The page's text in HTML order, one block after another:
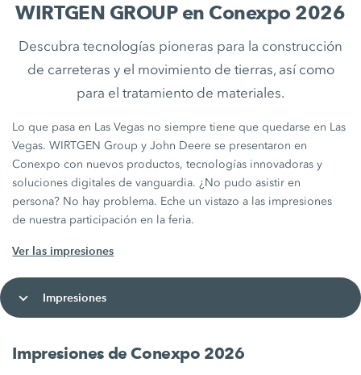
WIRTGEN GROUP en Conexpo 2026
Descubra tecnologías pioneras para la construcción
de carreteras y el movimiento de tierras, así como
para el tratamiento de materiales.
Lo que pasa en Las Vegas no siempre tiene que quedarse en Las
Vegas. WIRTGEN Group y John Deere se presentaron en
Conexpo con nuevos productos, tecnologías innovadoras y
soluciones digitales de vanguardia. ¿No pudo asistir en
persona? No hay problema. Eche un vistazo a las impresiones
de nuestra participación en la feria.
Ver las impresiones
Impresiones
Impresiones de Conexpo 2026